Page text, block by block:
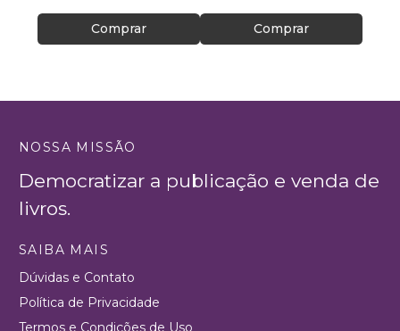
Comprar Comprar
NOSSA MISSÃO
Democratizar a publicação e venda de
livros.
SAIBA MAIS
Dúvidas e Contato
Política de Privacidade
Termos e Condições de Uso